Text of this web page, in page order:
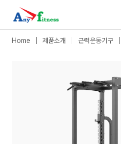
DIAMOND 시리즈|파워 랙- 애니휘
Home 제품소개 근력운동기구